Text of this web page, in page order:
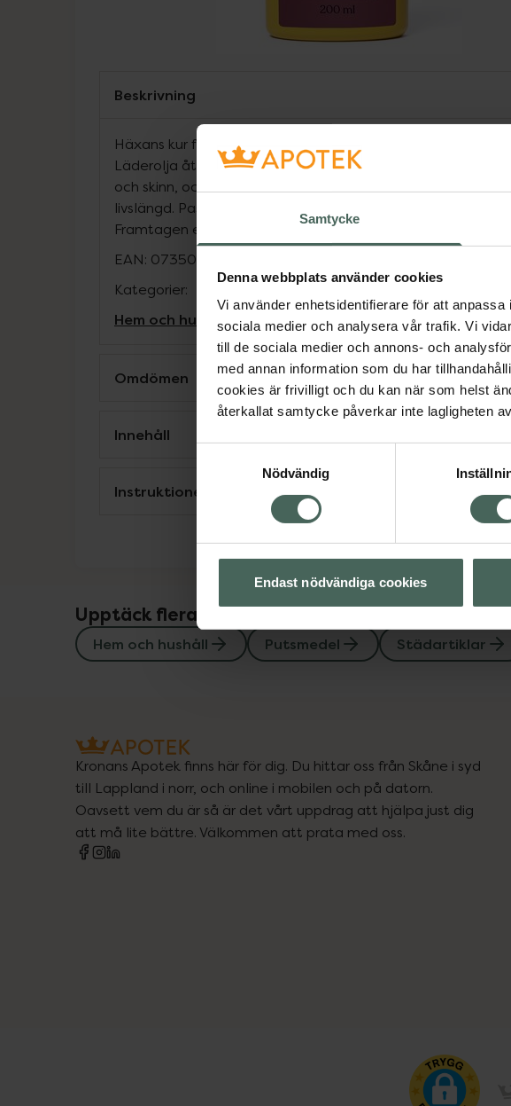
Samtycke
Denna webbplats använder cookies
Vi använder enhetsidentifierare för att
sociala medier och analysera vår trafik. Vi
till de sociala medier och annons- och
med annan information som du har
cookies är frivilligt och du kan när som helst
återkallat samtycke påverkar inte lagligheten
Nödvändig
Endast nödvändiga cookies
Beskrivning
Häxans kur för motståndskraft; förlänger lädrets
Läderolja återbringar och bevarar mjukheten i material av
och skinn, och skyddar dess yta mot yttre påfrestningar för
livslängd. Passar lika bra för möbler och sadlar som väskor
Framtagen efter Häxans originalrecept och gamla
EAN: 07350125390214
Kategorier:
Hem och hushållPutsmedelStädartiklar
Omdömen
Innehåll
Instruktioner
Upptäck flera produkter inom
Hem och hushåll Putsmedel Städartiklar
Kronans Apotek finns här för dig. Du hittar oss från Skåne i syd
till Lappland i norr, och online i mobilen och på datorn.
Oavsett vem du är så är det vårt uppdrag att hjälpa just dig
att må lite bättre. Välkommen att prata med oss.